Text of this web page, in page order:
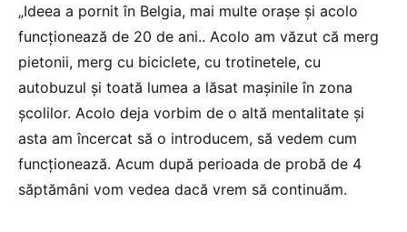
„Ideea a pornit în Belgia, mai multe orașe și acolo
funcționează de 20 de ani.. Acolo am văzut că merg
pietonii, merg cu biciclete, cu trotinetele, cu
autobuzul și toată lumea a lăsat mașinile în zona
școlilor. Acolo deja vorbim de o altă mentalitate și
asta am încercat să o introducem, să vedem cum
funcționează. Acum după perioada de probă de 4
săptămâni vom vedea dacă vrem să continuăm.